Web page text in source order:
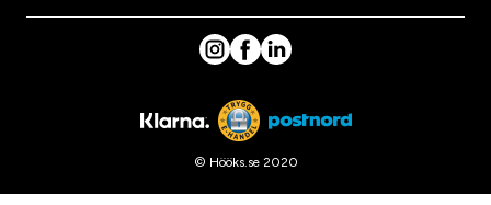
© Hööks.se 2020